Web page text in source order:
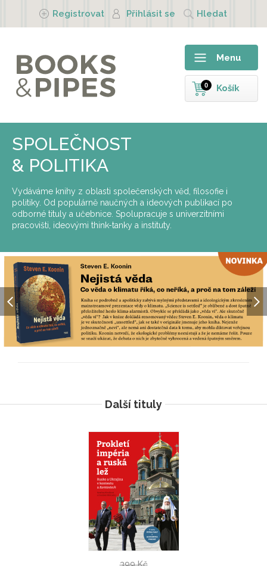
Registrovat Přihlásit se Hledat
Menu
Košík
0
SPOLEČNOST
& POLITIKA
Vydáváme knihy z oblasti společenských věd, filosofie i
politiky. Od populárně naučných a ideových publikací po
odborné tituly a učebnice. Spolupracuje s univerzitními
pracovišti, ideovými think-tanky a instituty.
Další tituly